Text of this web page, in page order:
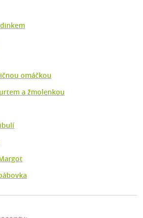
omáčkou
a žmolenkou